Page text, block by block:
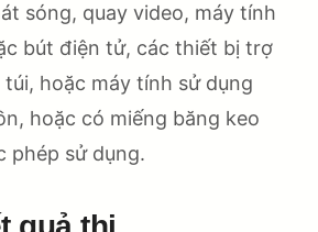
sóng, quay video, máy tính
bút điện tử, các thiết bị trợ
hoặc máy tính sử dụng
hoặc có miếng băng keo
phép sử dụng.